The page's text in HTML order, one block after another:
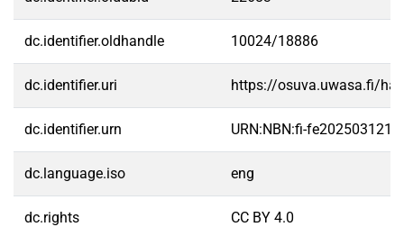
dc.identifier.oldhandle 10024/18886
dc.identifier.uri https://osuva.uwasa.fi/
dc.identifier.urn URN:NBN:fi-
dc.language.iso eng
dc.rights CC BY 4.0